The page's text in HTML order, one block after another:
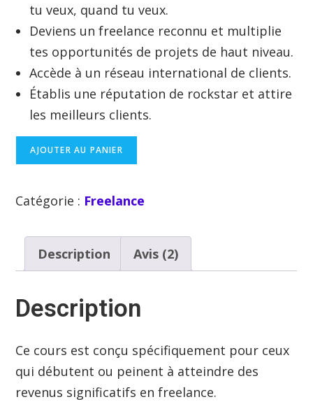
tu veux, quand tu veux.
Deviens un freelance reconnu et multiplie
tes opportunités de projets de haut niveau.
Accède à un réseau international de clients.
Établis une réputation de rockstar et attire
les meilleurs clients.
AJOUTER AU PANIER
Catégorie : Freelance
Description Avis (2)
Description
Ce cours est conçu spécifiquement pour ceux
qui débutent ou peinent à atteindre des
revenus significatifs en freelance.